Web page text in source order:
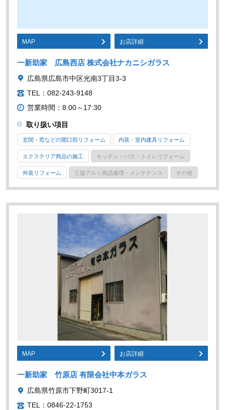
MAP お店詳細
一新助家 広島西店 株式会社ナカニシガラス
広島県広島市中区光南3丁目3-3
TEL：082-243-9148
営業時間：8:00～17:30
取り扱い項目
玄関・窓などの開口部リフォーム 内装・室内建具リフォーム
エクステリア商品の施工 キッチン・バス・トイレリフォーム
外装リフォーム 三協アルミ商品修理・メンテナンス その他
MAP お店詳細
一新助家 竹原店 有限会社中本ガラス
広島県竹原市下野町3017-1
TEL：0846-22-1753